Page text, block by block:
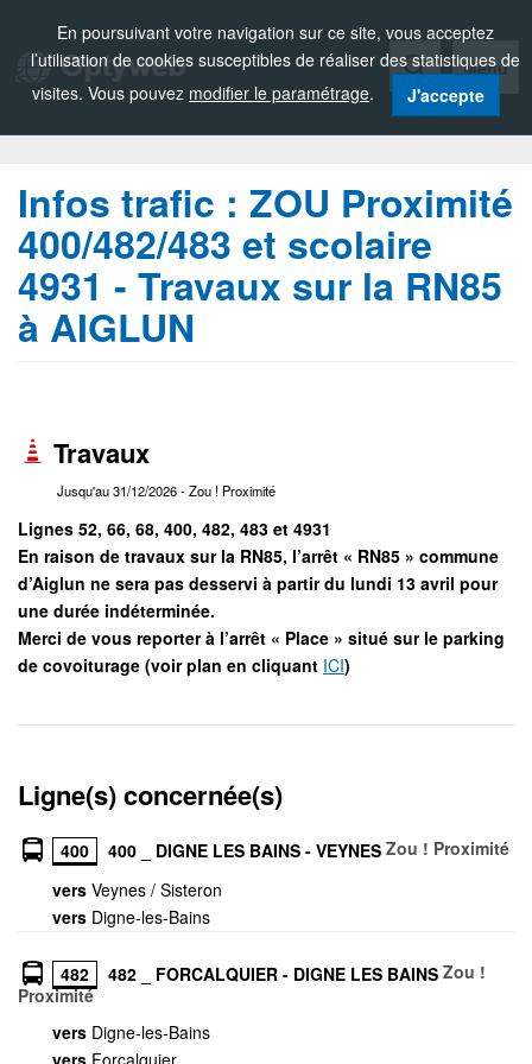
En poursuivant votre navigation sur ce site, vous acceptez
l’utilisation de cookies susceptibles de réaliser des statistiques de
visites. Vous pouvez modifier le paramétrage. J'accepte
Menu
Infos trafic : ZOU Proximité
400/482/483 et scolaire
4931 - Travaux sur la RN85
à AIGLUN
Travaux
Jusqu'au 31/12/2026- Zou ! Proximité
Lignes 52, 66, 68, 400, 482, 483 et 4931
En raison de travaux sur la RN85, l’arrêt « RN85 » commune
d’Aiglun ne sera pas desservi à partir du lundi 13 avril pour
une durée indéterminée.
Merci de vous reporter à l’arrêt « Place » situé sur le parking
de covoiturage (voir plan en cliquant ICI)
Ligne(s) concernée(s)
400 400 _ DIGNE LES BAINS - VEYNES Zou ! Proximité
vers Veynes / Sisteron
vers Digne-les-Bains
482 482 _ FORCALQUIER - DIGNE LES BAINS Zou !
Proximité
vers Digne-les-Bains
vers Forcalquier